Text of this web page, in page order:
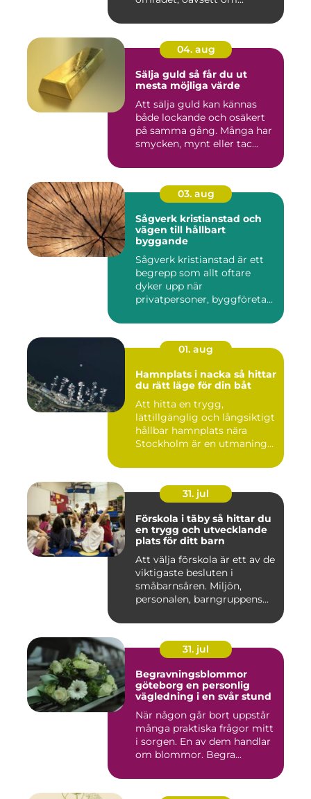
04. aug
Sälja guld så får du ut
mesta möjliga värde
Att sälja guld kan kännas
både lockande och osäkert
på samma gång. Många har
smycken, mynt eller tac...
03. aug
Sågverk kristianstad och
vägen till hållbart
byggande
Sågverk kristianstad är ett
begrepp som allt oftare
dyker upp när
privatpersoner, byggföretag
01. aug
Hamnplats i nacka så hittar
du rätt läge för din båt
Att hitta en trygg,
lättillgänglig och långsiktigt
hållbar hamnplats nära
Stockholm är en utmaning
31. jul
Förskola i täby så hittar du
en trygg och utvecklande
plats för ditt barn
Att välja förskola är ett av de
viktigaste besluten i
småbarnsåren. Miljön,
personalen, barngruppens...
31. jul
Begravningsblommor
göteborg en personlig
vägledning i en svår stund
När någon går bort uppstår
många praktiska frågor mitt
i sorgen. En av dem handlar
om blommor. Begra...